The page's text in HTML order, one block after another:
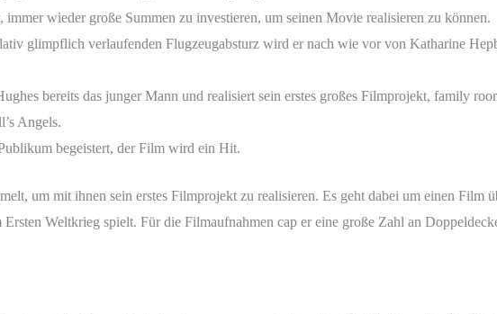
wieder große Summen zu investieren, um seinen Movie realisieren zu können.
glimpflich verlaufenden Flugzeugabsturz wird er nach wie vor von Katharine
bereits das junger Mann und realisiert sein erstes großes Filmprojekt, family
Angels.
begeistert, der Film wird ein Hit.
um mit ihnen sein erstes Filmprojekt zu realisieren. Es geht dabei um einen Film
Weltkrieg spielt. Für die Filmaufnahmen cap er eine große Zahl an